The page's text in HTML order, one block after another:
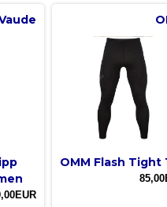
OMM Flash Tight